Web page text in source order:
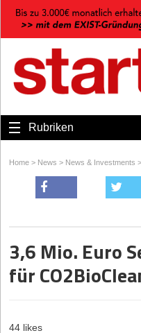
Rubriken
Home > News > News & Investments >
3,6 Mio. Euro
für
44 likes